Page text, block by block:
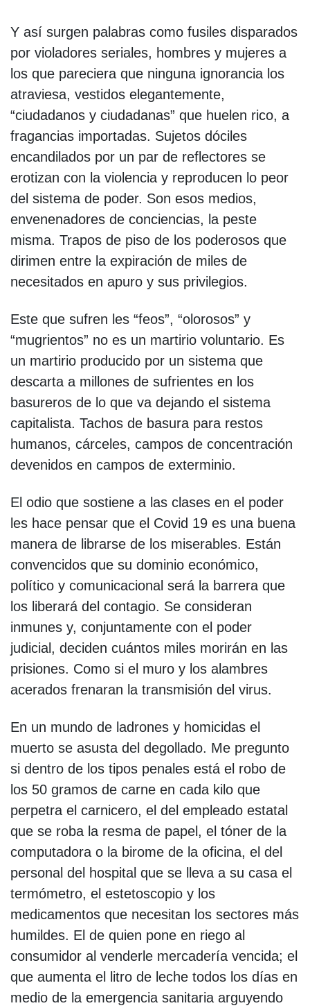
Y así surgen palabras como fusiles disparados
por violadores seriales, hombres y mujeres a
los que pareciera que ninguna ignorancia los
atraviesa, vestidos elegantemente,
“ciudadanos y ciudadanas” que huelen rico, a
fragancias importadas. Sujetos dóciles
encandilados por un par de reflectores se
erotizan con la violencia y reproducen lo peor
del sistema de poder. Son esos medios,
envenenadores de conciencias, la peste
misma. Trapos de piso de los poderosos que
dirimen entre la expiración de miles de
necesitados en apuro y sus privilegios.
Este que sufren les “feos”, “olorosos” y
“mugrientos” no es un martirio voluntario. Es
un martirio producido por un sistema que
descarta a millones de sufrientes en los
basureros de lo que va dejando el sistema
capitalista. Tachos de basura para restos
humanos, cárceles, campos de concentración
devenidos en campos de exterminio.
El odio que sostiene a las clases en el poder
les hace pensar que el Covid 19 es una buena
manera de librarse de los miserables. Están
convencidos que su dominio económico,
político y comunicacional será la barrera que
los liberará del contagio. Se consideran
inmunes y, conjuntamente con el poder
judicial, deciden cuántos miles morirán en las
prisiones. Como si el muro y los alambres
acerados frenaran la transmisión del virus.
En un mundo de ladrones y homicidas el
muerto se asusta del degollado. Me pregunto
si dentro de los tipos penales está el robo de
los 50 gramos de carne en cada kilo que
perpetra el carnicero, el del empleado estatal
que se roba la resma de papel, el tóner de la
computadora o la birome de la oficina, el del
personal del hospital que se lleva a su casa el
termómetro, el estetoscopio y los
medicamentos que necesitan los sectores más
humildes. El de quien pone en riego al
consumidor al venderle mercadería vencida; el
que aumenta el litro de leche todos los días en
medio de la emergencia sanitaria arguyendo